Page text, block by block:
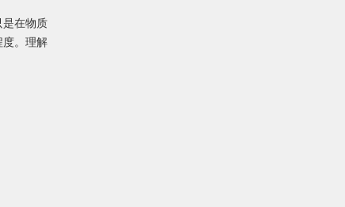
是在物质
度。理解